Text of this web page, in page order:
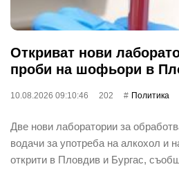
Откриват нови
проби на шофьори в
10.08.2026 09:10:46 202 Политика
Две нови лаборатории за
водачи за употреба на алкохол и
открити в Пловдив и Бургас,